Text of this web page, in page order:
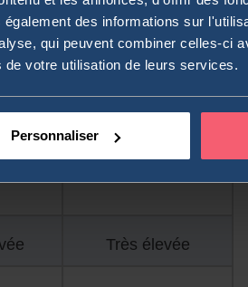
des informations sur
qui peuvent combiner celles-ci
votre utilisation de leurs services.
Personnaliser
Standardisés
Très élevée